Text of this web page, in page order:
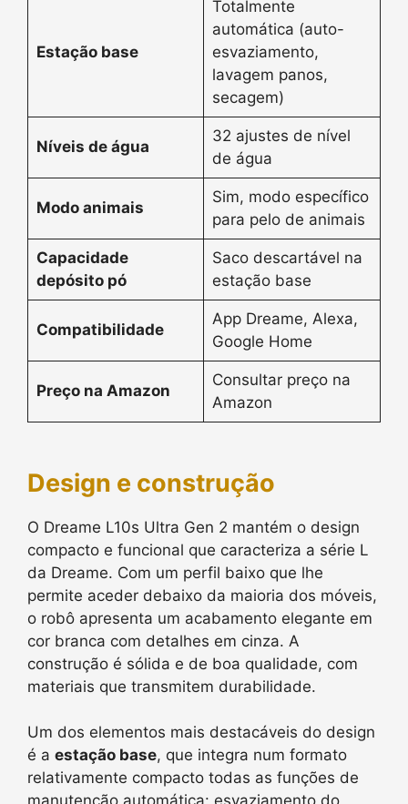
Estação base
Totalmente
automática (auto-
esvaziamento,
lavagem panos,
secagem)
Níveis de água
32 ajustes de nível
de água
Modo animais
Sim, modo específico
para pelo de animais
Capacidade
depósito pó
Saco descartável na
estação base
Compatibilidade
App Dreame, Alexa,
Google Home
Preço na Amazon
Consultar preço na
Amazon
Design e construção
O Dreame L10s Ultra Gen 2 mantém o design
compacto e funcional que caracteriza a série L
da Dreame. Com um perfil baixo que lhe
permite aceder debaixo da maioria dos móveis,
o robô apresenta um acabamento elegante em
cor branca com detalhes em cinza. A
construção é sólida e de boa qualidade, com
materiais que transmitem durabilidade.
Um dos elementos mais destacáveis do design
é a estação base, que integra num formato
relativamente compacto todas as funções de